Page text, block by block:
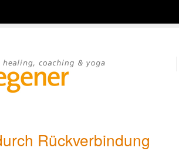
Rückverbindung